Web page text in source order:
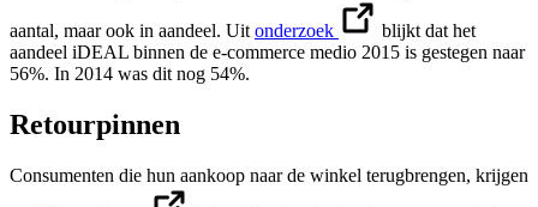
aantal, maar ook in aandeel. Uit onderzoek
blijkt dat het
aandeel iDEAL binnen de e-commerce medio 2015 is gestegen naar
56%. In 2014 was dit nog 54%.
Retourpinnen
Consumenten die hun aankoop naar de winkel terugbrengen, krijgen